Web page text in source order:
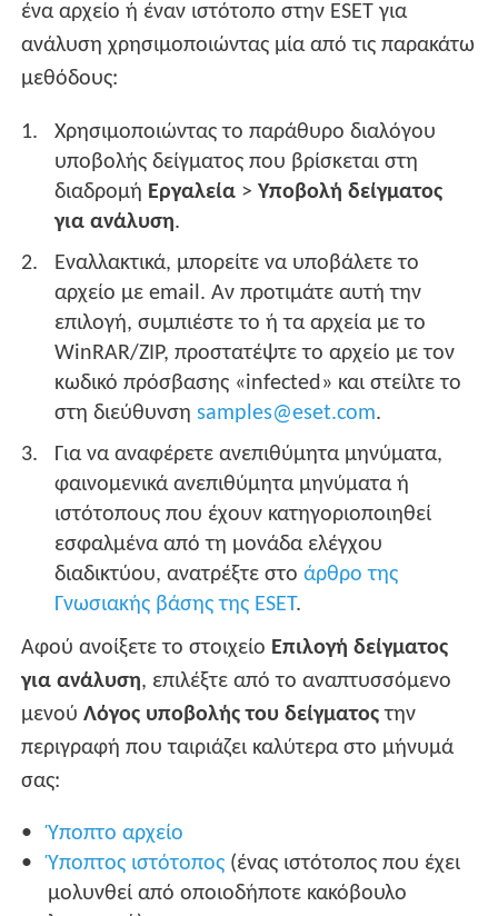
ένα αρχείο ή έναν ιστότοπο στην ESET για
ανάλυση χρησιμοποιώντας μία από τις παρακάτω
μεθόδους:
Χρησιμοποιώντας το παράθυρο διαλόγου
υποβολής δείγματος που βρίσκεται στη
διαδρομή Εργαλεία >Υποβολή δείγματος
για ανάλυση.
Εναλλακτικά, μπορείτε να υποβάλετε το
αρχείο με email. Αν προτιμάτε αυτή την
επιλογή, συμπιέστε το ή τα αρχεία με το
WinRAR/ZIP, προστατέψτε το αρχείο με τον
κωδικό πρόσβασης «infected» και στείλτε το
στη διεύθυνσηsamples@eset.com.
Για να αναφέρετε ανεπιθύμητα μηνύματα,
φαινομενικά ανεπιθύμητα μηνύματα ή
ιστότοπους που έχουν κατηγοριοποιηθεί
εσφαλμένα από τη μονάδα ελέγχου
διαδικτύου, ανατρέξτε στοάρθρο της
Γνωσιακής βάσης της ESET.
Αφού ανοίξετε το στοιχείο Επιλογή δείγματος
για ανάλυση, επιλέξτε από το αναπτυσσόμενο
μενούΛόγος υποβολής του δείγματος την
περιγραφή που ταιριάζει καλύτερα στο μήνυμά
σας:
Ύποπτο αρχείο
Ύποπτος ιστότοπος (ένας ιστότοπος που έχει
μολυνθεί από οποιοδήποτε κακόβουλο